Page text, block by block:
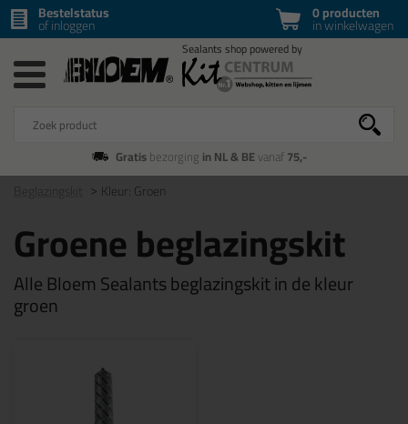
0 producten
in winkelwagen
Bestelstatus
of inloggen
Gratisbezorging in NL & BEvanaf75,-
Kleur: Groen
Groene beglazingskit
Alle Bloem Sealants beglazingskit in de kleur
groen